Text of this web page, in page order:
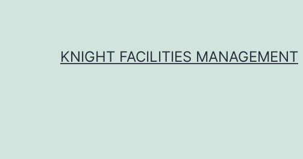
KNIGHT FACILITIES MANAGEMENT